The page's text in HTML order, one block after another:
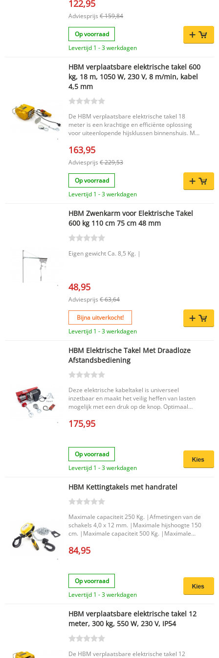
122,95
Adviesprijs € 159,84
Op voorraad
Levertijd 1 - 3 werkdagen
HBM verplaatsbare elektrische takel 600
kg, 18 m, 1050 W, 230 V, 8 m/min, kabel
4,5 mm
De HBM verplaatsbare elektrische takel 18
meter is een krachtige en efficiënte oplossing
voor uiteenlopende hijsklussen binnenshuis. Met
van 8 m/min biedt deze elektrische takel
garage, schuur of werkplaats. Dankzij het
compacte en verplaatsbare ontwerp is deze
takel praktisch in gebruik en eenvoudig te
integreren in verschillende ruimtes.
Belangrijkste voordelen Krachtige elektrische
Hijssnelheid van 8 m/min voor efficiënt werken
Geschikt voor gebruik binnenshuis, zoals in
garage of schuur Voorzien van noodrem en
limietfunctie voor veilig gebruik Compact en
verplaatsbaar ontwerp met een gewicht van 20
kg Productkenmerken Merk: HBM EAN:
Trekkracht: 600 KG/CM2 Hijssnelheid: 8 m/min
Diameter van de kabel: 4,5 mm Isolatieklasse: B
Lengte: 18 cm De HBM verplaatsbare elektrische
takel combineert kracht, gebruiksgemak en
veiligheid in één compact model. Een praktische
keuze voor wie op zoek is naar een betrouwbare
elektrische takel voor dagelijks hijswerk.
163,95
Adviesprijs € 229,53
Op voorraad
Levertijd 1 - 3 werkdagen
HBM Zwenkarm voor Elektrische Takel
600 kg 110 cm 75 cm 48 mm
Eigen gewicht Ca. 8,5 Kg. |
48,95
Adviesprijs € 63,64
Bijna uitverkocht!
Levertijd 1 - 3 werkdagen
HBM Elektrische Takel Met Draadloze
Afstandsbediening
Deze elektrische kabeltakel is universeel
inzetbaar en maakt het veilig heffen van lasten
mogelijk met een druk op de knop. Optimaal
werkplaats, landbouw en industrie.
175,95
Op voorraad
Levertijd 1 - 3 werkdagen
HBM Kettingtakels met handratel
Maximale capaciteit 250 Kg. |Afmetingen van de
schakels 4,0 x 12 mm. |Maximale hijshoogte 150
cm. |Maximale capaciteit 500 Kg. |Maximale
|Afmetingen van de schakels 5,0 x 15 mm.
7,1 x 21 mm. |
84,95
Op voorraad
Levertijd 1 - 3 werkdagen
HBM verplaatsbare elektrische takel 12
meter, 300 kg, 550 W, 230 V, IP54
De HBM verplaatsbare elektrische takel 12